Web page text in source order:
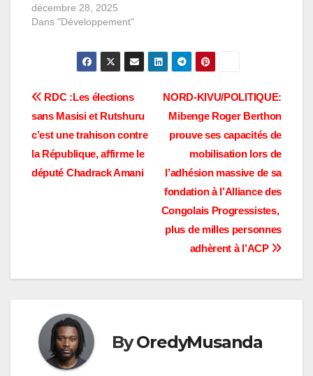
suspension du
processus…
décembre 28, 2025
Dans "Développement"
Navigation
de
l’article
NORD-KIVU/POLITIQUE:
Mibenge Roger Berthon
prouve ses capacités de
mobilisation lors de
l’adhésion massive de sa
fondation à l’Alliance des
Congolais Progressistes,
plus de milles personnes
adhèrent à l’ACP
RDC :Les élections
sans Masisi et Rutshuru
c’est une trahison contre
la République, affirme le
député Chadrack Amani
ByOredyMusanda